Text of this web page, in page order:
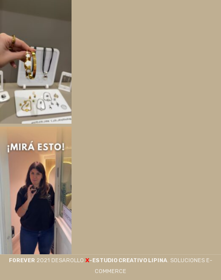
F0REVER 2021 DESAROLLO X-ESTUDIO CREATIVO LIPINA. SOLUCIONES E-
COMMERCE